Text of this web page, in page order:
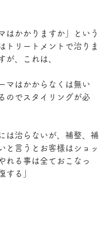
はかかりますか」という
トリートメントで治りま
が、これは、
マはかからなくは無い
のでスタイリングが必
は治らないが、補整、補
と言うとお客様はショッ
れる事は全ておこなっ
する」